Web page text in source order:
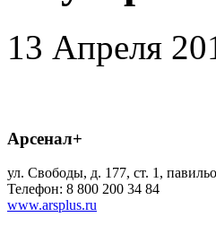
13 Апреля
Арсенал+
ул. Свободы, д. 177, ст. 1,
Телефон: 8 800 200 34 84
www.arsplus.ru